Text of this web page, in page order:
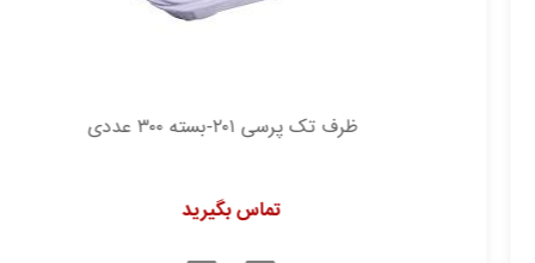
ظرف تک پرسی ۲۰۱-بسته ۳۰۰ عددی
تماس بگیرید